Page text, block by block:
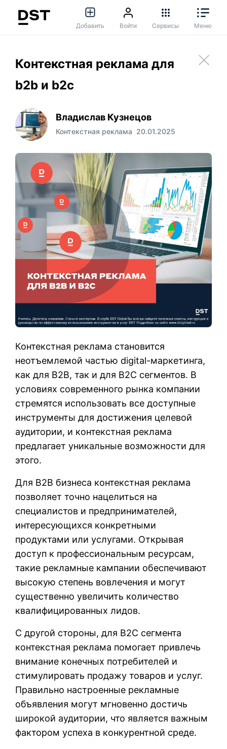
Добавить Войти Сервисы Меню
Контекстная реклама для
b2b и b2c
Владислав Кузнецов
Контекстная реклама 20.01.2025
Контекстная реклама становится
неотъемлемой частью digital-маркетинга,
как для B2B, так и для B2C сегментов. В
условиях современного рынка компании
стремятся использовать все доступные
инструменты для достижения целевой
аудитории, и контекстная реклама
предлагает уникальные возможности для
этого.
Для B2B бизнеса контекстная реклама
позволяет точно нацелиться на
специалистов и предпринимателей,
интересующихся конкретными
продуктами или услугами. Открывая
доступ к профессиональным ресурсам,
такие рекламные кампании обеспечивают
высокую степень вовлечения и могут
существенно увеличить количество
квалифицированных лидов.
С другой стороны, для B2C сегмента
контекстная реклама помогает привлечь
внимание конечных потребителей и
стимулировать продажу товаров и услуг.
Правильно настроенные рекламные
объявления могут мгновенно достичь
широкой аудитории, что является важным
фактором успеха в конкурентной среде.